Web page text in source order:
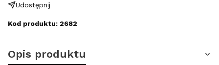
Udostępnij
Kod produktu: 2682
Opis produktu